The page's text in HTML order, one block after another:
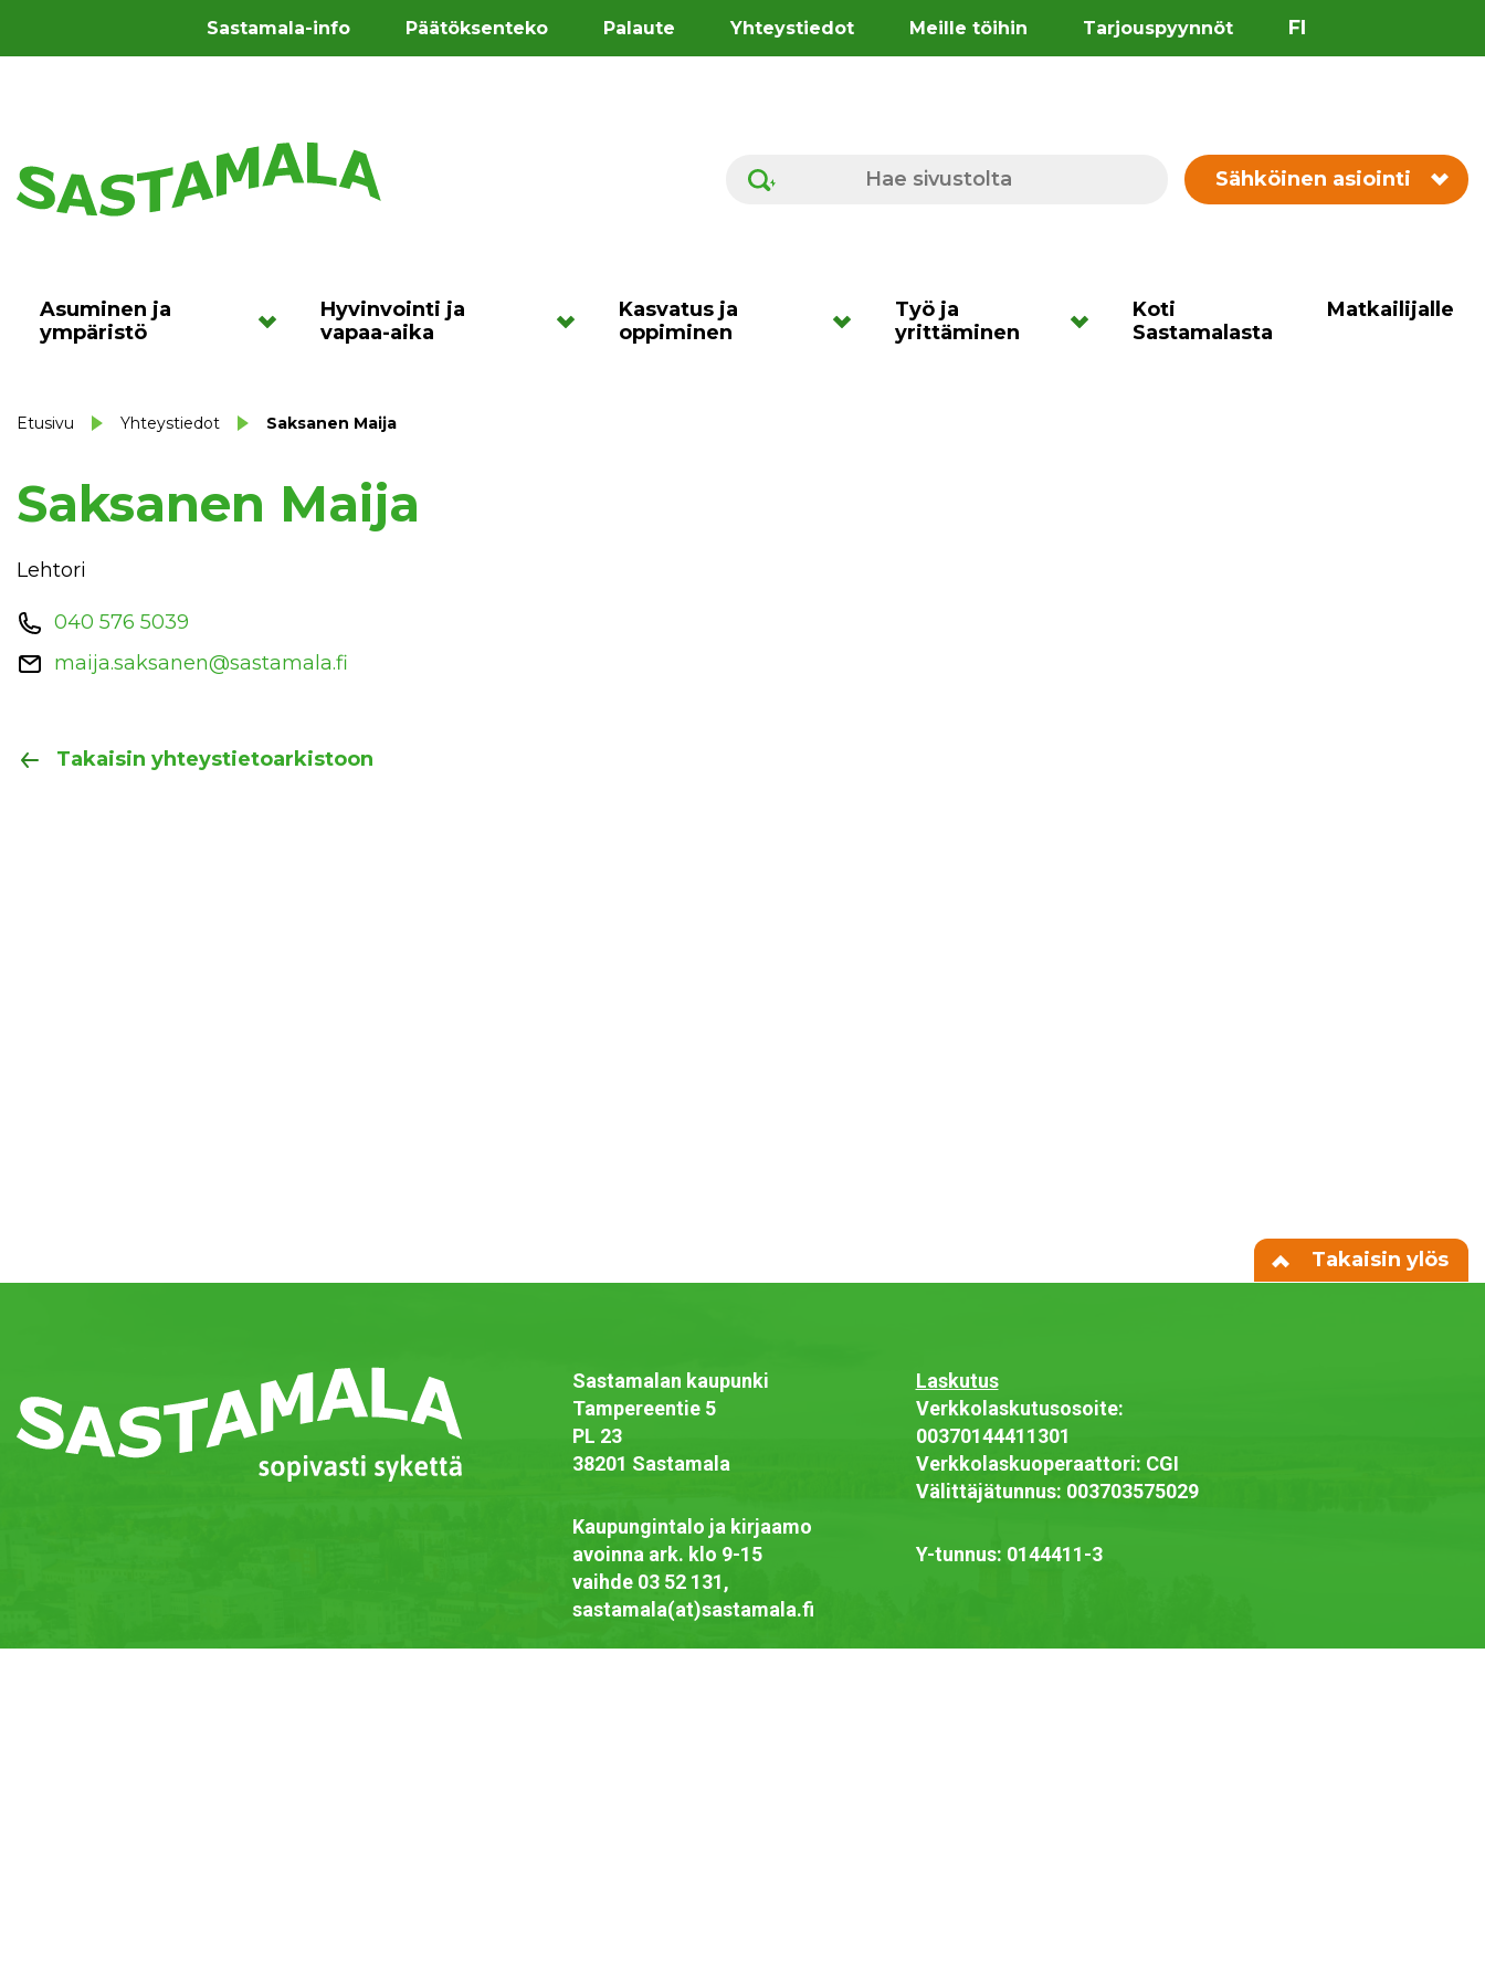
Sastamala-info Päätöksenteko Palaute Yhteystiedot Meille töihin Tarjouspyynnöt FI
Hae sivustolta Sähköinen asiointi
Asuminen ja
ympäristö
Hyvinvointi ja
vapaa-aika
Kasvatus ja
oppiminen
Työ ja
yrittäminen
Koti
Sastamalasta
Matkailijalle
Etusivu Yhteystiedot Saksanen Maija
Saksanen Maija
Lehtori
040 576 5039
maija.saksanen@sastamala.fi
Takaisin yhteystietoarkistoon
Takaisin ylös
Sastamalan kaupunki
Tampereentie 5
PL 23
38201 Sastamala
Kaupungintalo ja kirjaamo
avoinna ark. klo 9-15
vaihde 03 52 131,
sastamala(at)sastamala.fi
Laskutus
Verkkolaskutusosoite:
00370144411301
Verkkolaskuoperaattori: CGI
Välittäjätunnus: 003703575029
Y-tunnus: 0144411-3